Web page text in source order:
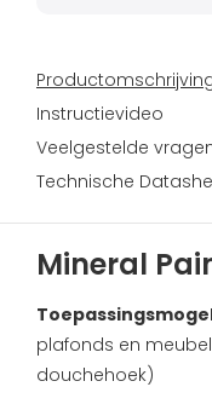
Instructievideo
Veelgestelde
Technische
Mineral
plafonds en
douchehoek)